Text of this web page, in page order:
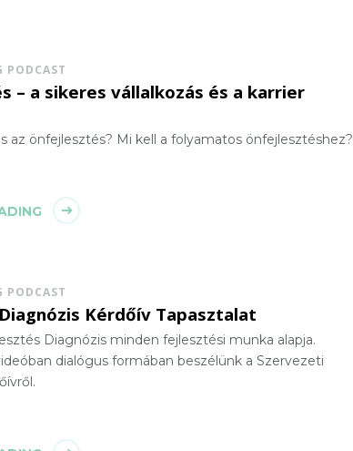
PODCAST
– a sikeres vállalkozás és a karrier
az önfejlesztés? Mi kell a folyamatos önfejlesztéshez?
PODCAST
Kérdőív Tapasztalat
Diagnózis minden fejlesztési munka alapja.
dialógus formában beszélünk a Szervezeti